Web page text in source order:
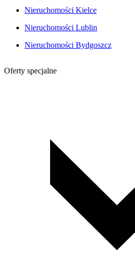
Nieruchomości Kielce
Nieruchomości Lublin
Nieruchomości Bydgoszcz
Oferty specjalne